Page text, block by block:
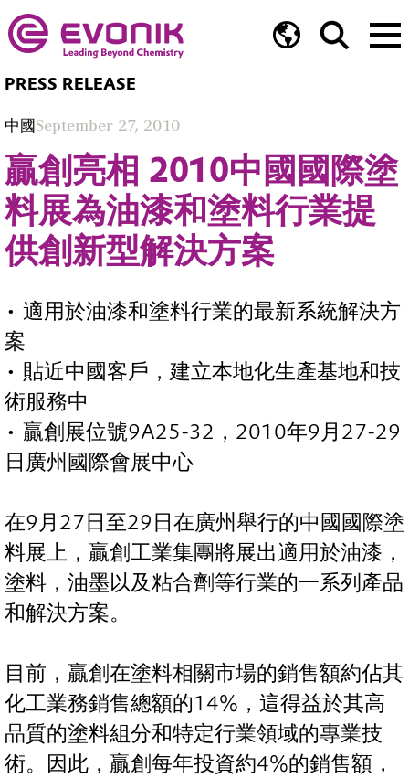
PRESS RELEASE
中國September 27, 2010
贏創亮相 2010中國國際塗
料展為油漆和塗料行業提
供創新型解決方案
• 適用於油漆和塗料行業的最新系統解決方
案
• 貼近中國客戶，建立本地化生產基地和技
術服務中
• 贏創展位號9A25-32，2010年9月27-29
日廣州國際會展中心
在9月27日至29日在廣州舉行的中國國際塗
料展上，贏創工業集團將展出適用於油漆，
塗料，油墨以及粘合劑等行業的一系列產品
和解決方案。
目前，贏創在塗料相關市場的銷售額約佔其
化工業務銷售總額的14%，這得益於其高
品質的塗料組分和特定行業領域的專業技
術。因此，贏創每年投資約4%的銷售額，